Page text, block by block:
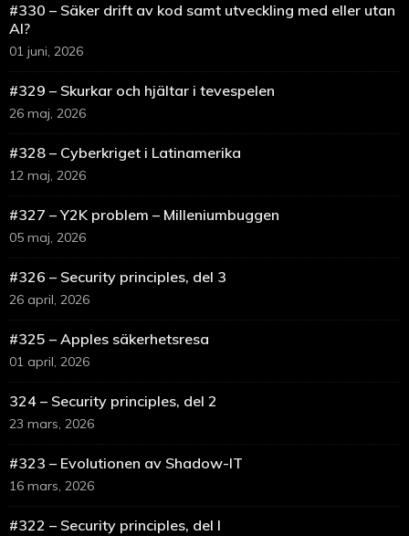
#330 – Säker drift av kod samt utveckling med eller utan
AI?
01 juni, 2026
#329 – Skurkar och hjältar i tevespelen
26 maj, 2026
#328 – Cyberkriget i Latinamerika
12 maj, 2026
#327 – Y2K problem – Milleniumbuggen
05 maj, 2026
#326 – Security principles, del 3
26 april, 2026
#325 – Apples säkerhetsresa
01 april, 2026
324 – Security principles, del 2
23 mars, 2026
#323 – Evolutionen av Shadow-IT
16 mars, 2026
#322 – Security principles, del I